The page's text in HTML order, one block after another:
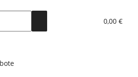
0,00 €